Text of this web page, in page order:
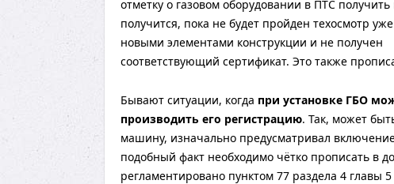
отметку о газовом оборудовании в ПТС получить
получится, пока не будет пройден техосмотр
новыми элементами конструкции и не получен
соответствующий сертификат. Это также
Бывают ситуации, когда при установке ГБО
производить его регистрацию. Так, может
машину, изначально предусматривал
подобный факт необходимо чётко прописать в
регламентировано пунктом 77 раздела 4 главы